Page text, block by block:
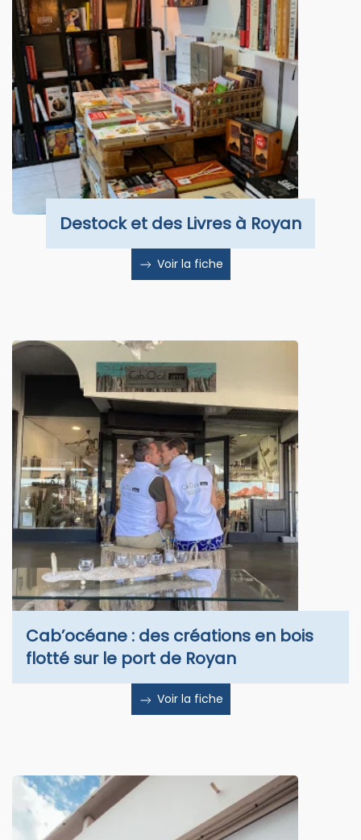
Destock et des Livres à Royan
Voir la fiche
Cab’océane : des créations en bois
flotté sur le port de Royan
Voir la fiche